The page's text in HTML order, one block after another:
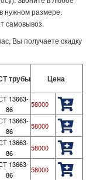
нужном размере.
самовывоз.
Вы получаете скидку
трубы Цена
13663-
86
58000
13663-
86
58000
13663-
86
58000
13663-
86
58000